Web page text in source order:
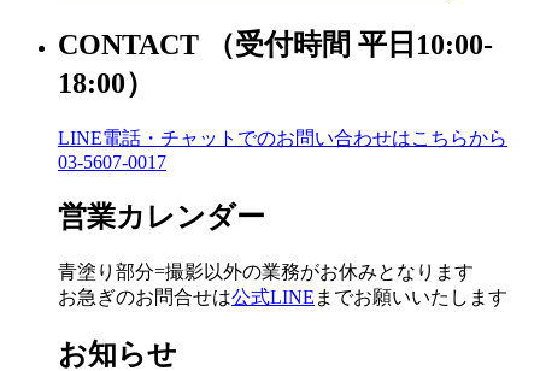
CONTACT
（受付時間 平日10:00-
18:00）
LINE電話・チャットでのお問い合わせはこちらから
03-5607-0017
営業カレンダー
青塗り 部分=撮影以外の業務がお休みとなります
お急ぎのお問合せは公式LINE までお願いいたします
お知らせ